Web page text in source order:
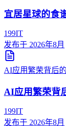
宜居星球的食
199IT
发布于 2026年8月
AI应用繁荣背后
AI应用繁荣背
199IT
发布于 2026年8月